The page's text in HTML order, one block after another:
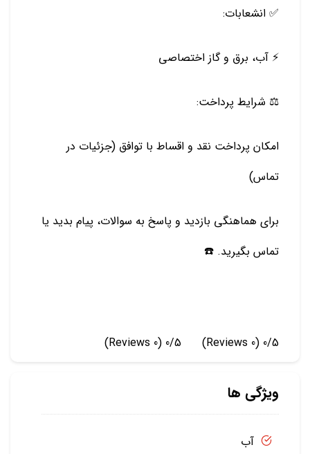
✅ انشعابات:
⚡️ آب، برق و گاز اختصاصی
⚖️ شرایط پرداخت:
امکان پرداخت نقد و اقساط با توافق (جزئیات در
تماس)
برای هماهنگی بازدید و پاسخ به سوالات، پیام بدید یا
تماس بگیرید. ☎️
0/5
(0 Reviews)
0/5
(0 Reviews)
ویژگی ها
آب